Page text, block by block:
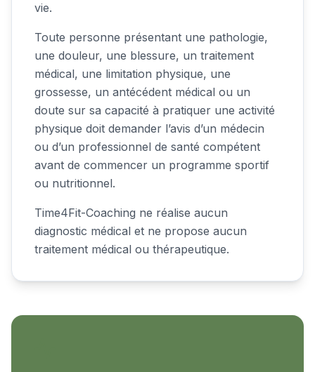
vie.
Toute personne présentant une pathologie,
une douleur, une blessure, un traitement
médical, une limitation physique, une
grossesse, un antécédent médical ou un
doute sur sa capacité à pratiquer une activité
physique doit demander l’avis d’un médecin
ou d’un professionnel de santé compétent
avant de commencer un programme sportif
ou nutritionnel.
Time4Fit-Coaching ne réalise aucun
diagnostic médical et ne propose aucun
traitement médical ou thérapeutique.